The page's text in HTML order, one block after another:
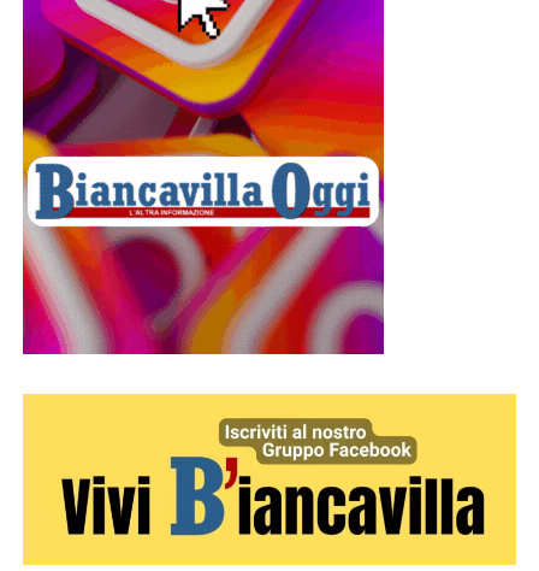
comunità. Un filo fatto di fede, memoria e tradizione che,
quest’anno più che mai, ha trovato espressione in una
celebrazione vissuta nel silenzio, nella preghiera e nella
solidarietà verso una città ferita.
© RIPRODUZIONE RISERVATA